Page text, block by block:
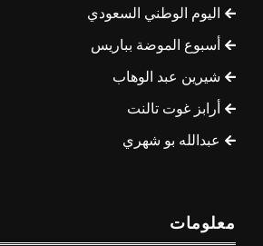
اليوم الوطني السعودي
أسبوع الموضة بباريس
شيرين عبد الوهاب
أرابز غوت تالنت
عبدالله بو شهري
معلومات